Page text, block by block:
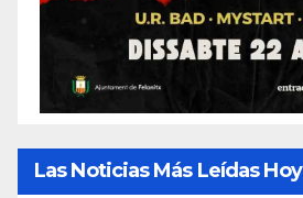
Las Noticias Más Leídas Hoy